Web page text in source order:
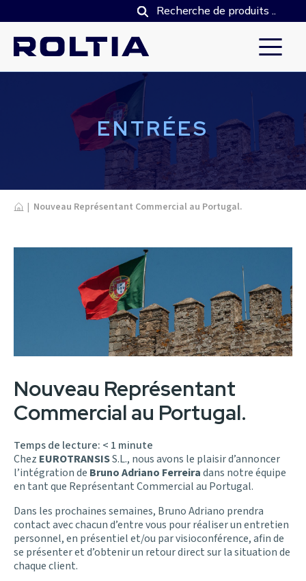
ENTRÉES
Home
| Nouveau Représentant Commercial au Portugal.
Nouveau Représentant
Commercial au Portugal.
Temps de lecture: < 1 minute
Chez EUROTRANSISS.L., nous avons le plaisir d’annoncer
l’intégration de Bruno Adriano Ferreiradans notre équipe
en tant que Représentant Commercial au Portugal.
Dans les prochaines semaines, Bruno Adriano prendra
contact avec chacun d’entre vous pour réaliser un entretien
personnel, en présentiel et/ou par visioconférence, afin de
se présenter et d’obtenir un retour direct sur la situation de
chaque client.